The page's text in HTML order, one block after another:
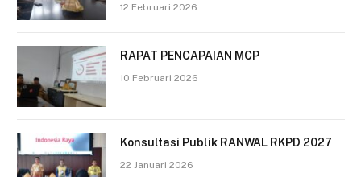
12 Februari 2026
RAPAT PENCAPAIAN MCP
10 Februari 2026
Konsultasi Publik RANWAL RKPD 2027
22 Januari 2026